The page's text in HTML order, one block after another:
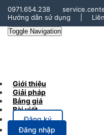
0971.654.238
Hướng dẫn sử dụng
Toggle Navigation
Giới thiệu
Giải pháp
Bảng giá
Bài viết
Đăng ký
Đăng nhập